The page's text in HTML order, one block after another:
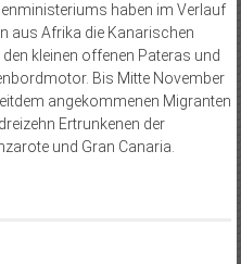
haben im Verlauf
aus Afrika die Kanarischen
kleinen offenen Pateras und
Bis Mitte November
angekommenen Migranten
Ertrunkenen der
und Gran Canaria.